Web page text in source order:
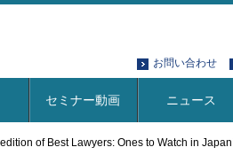
お問い合わせ
セミナー動画 ニュース
of Best Lawyers: Ones to Watch in